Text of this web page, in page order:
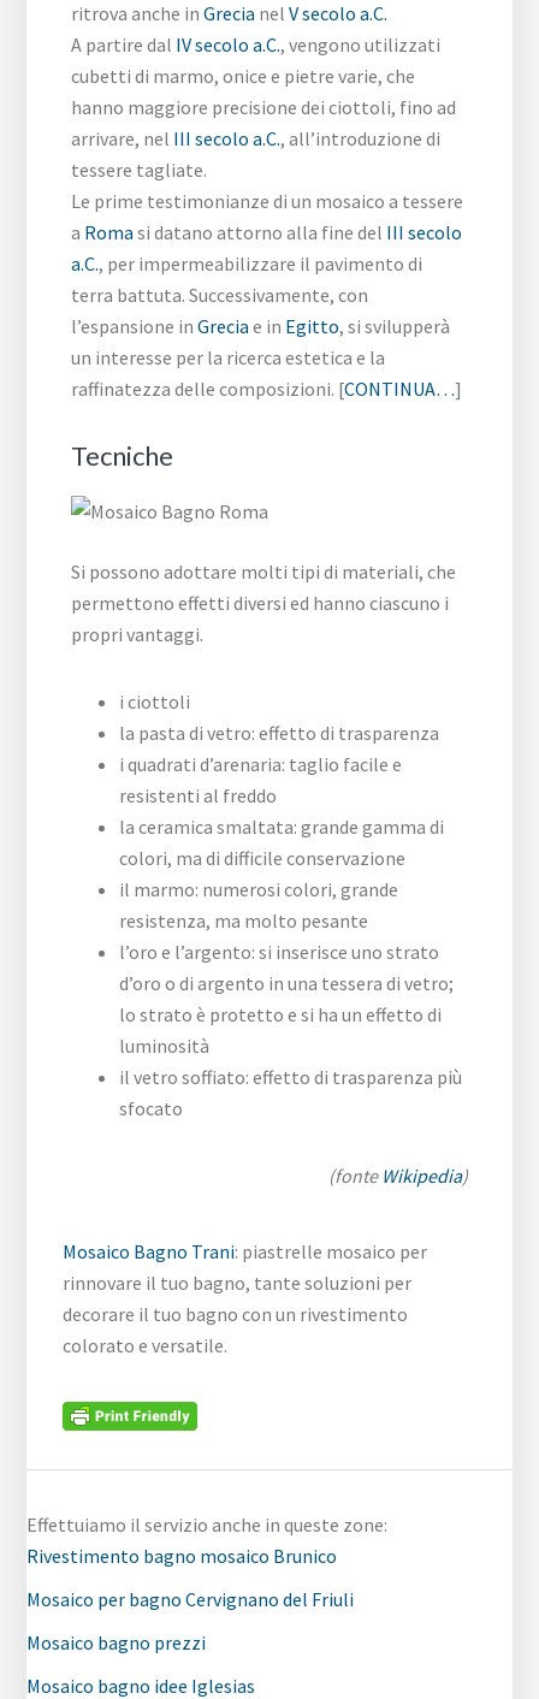
ritrova anche inGrecia nelV secolo a.C.
A partire dal IV secolo a.C., vengono utilizzati
cubetti di marmo, onice e pietre varie, che
hanno maggiore precisione dei ciottoli, fino ad
arrivare, nel III secolo a.C., all’introduzione di
tessere tagliate.
Le prime testimonianze di un mosaico a tessere
a Roma si datano attorno alla fine del III secolo
a.C., per impermeabilizzare il pavimento di
terra battuta. Successivamente, con
l’espansione inGrecia e in Egitto, si svilupperà
un interesse per la ricerca estetica e la
raffinatezza delle composizioni. [CONTINUA…]
Tecniche
Si possono adottare molti tipi di materiali, che
permettono effetti diversi ed hanno ciascuno i
propri vantaggi.
i ciottoli
la pasta di vetro: effetto di trasparenza
i quadrati d’arenaria: taglio facile e
resistenti al freddo
la ceramica smaltata: grande gamma di
colori, ma di difficile conservazione
il marmo: numerosi colori, grande
resistenza, ma molto pesante
l’oro e l’argento: si inserisce uno strato
d’oro o di argento in una tessera di vetro;
lo strato è protetto e si ha un effetto di
luminosità
il vetro soffiato: effetto di trasparenza più
sfocato
(fonte Wikipedia)
Mosaico Bagno Trani: piastrelle mosaico per
rinnovare il tuo bagno, tante soluzioni per
decorare il tuo bagno con un rivestimento
colorato e versatile.
Effettuiamo il servizio anche in queste zone:
Rivestimento bagno mosaico Brunico
Mosaico per bagno Cervignano del Friuli
Mosaico bagno prezzi
Mosaico bagno idee Iglesias